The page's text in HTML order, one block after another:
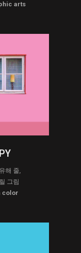
arts
해 줄,
그림
color